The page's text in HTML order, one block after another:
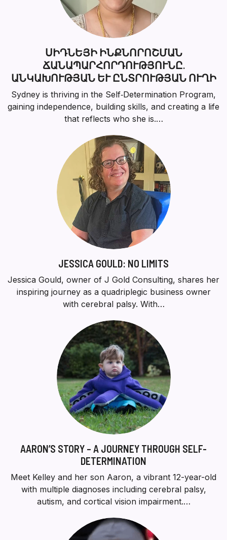
ՍԻԴՆԵՅԻ ԻՆՔՆՈՐՈՇՄԱՆ
ՃԱՆԱՊԱՐՀՈՐԴՈՒԹՅՈՒՆԸ.
ԱՆԿԱԽՈՒԹՅԱՆ ԵՒ ԸՆՏՐՈՒԹՅԱՆ ՈՒՂԻ
Sydney is thriving in the Self‑Determination Program,
gaining independence, building skills, and creating a life
that reflects who she is.…
JESSICA GOULD: NO LIMITS
Jessica Gould, owner of J Gold Consulting, shares her
inspiring journey as a quadriplegic business owner
with cerebral palsy. With…
AARON’S STORY – A JOURNEY THROUGH SELF-
DETERMINATION
Meet Kelley and her son Aaron, a vibrant 12-year-old
with multiple diagnoses including cerebral palsy,
autism, and cortical vision impairment.…